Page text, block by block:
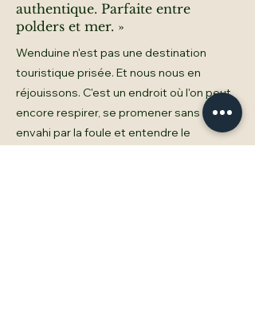
authentique. Parfaite entre
polders et mer. »
Wenduine n'est pas une destination
touristique prisée. Et nous nous en
réjouissons. C'est un endroit où l'on peut
encore respirer, se promener sans être
envahi par la foule et entendre le